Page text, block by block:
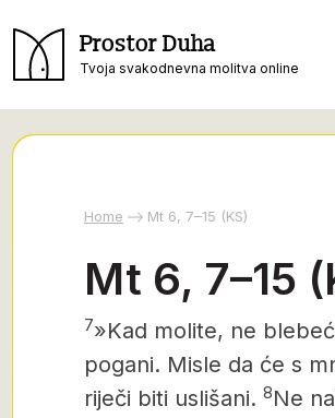
Prostor Duha
Tvoja svakodnevna molitva online
Home Mt 6, 7–15 (KS)
Mt 6, 7–15
7»Kad molite, ne
pogani. Misle da će s
riječi biti uslišani. 8Ne